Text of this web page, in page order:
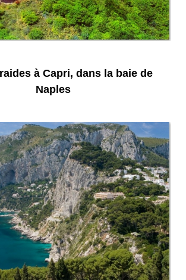
à Capri, dans la baie de
Naples